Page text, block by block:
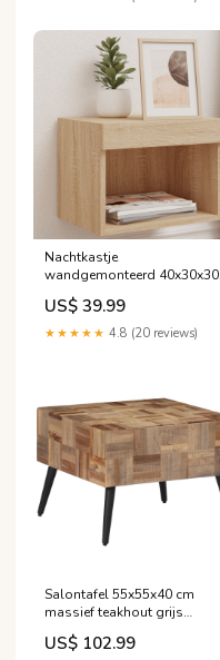
Nachtkastje
wandgemonteerd 40x30x30
cm sonoma eiken
Upsell_klein_hangslot
US$ 39.99
★★★★★ 4.8 (20 reviews)
Salontafel 55x55x40 cm
massief teakhout grijs
3017401_nl
US$ 102.99